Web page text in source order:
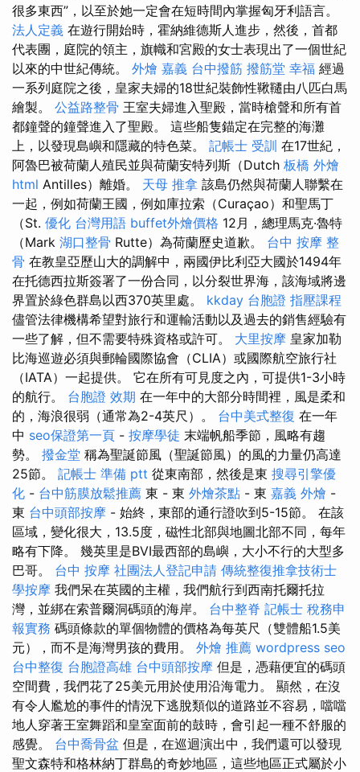
很多東西”，以至於她一定會在短時間內掌握匈牙利語言。
法人定義 在遊行開始時，霍納維德斯人進步，然後，首都
代表團，庭院的領主，旗幟和宮殿的女士表現出了一個世紀
以來的中世紀傳統。 外燴 嘉義 台中撥筋 撥筋堂 幸福 經過
一系列庭院之後，皇家夫婦的18世紀裝飾性鞦韆由八匹白馬
繪製。 公益路整骨 王室夫婦進入聖殿，當時槍聲和所有首
都鐘聲的鐘聲進入了聖殿。 這些船隻錨定在完整的海灘
上，以發現島嶼和隱藏的特色菜。 記帳士 受訓 在17世紀，
阿魯巴被荷蘭人殖民並與荷蘭安特列斯（Dutch 板橋 外燴
html Antilles）離婚。 天母 推拿 該島仍然與荷蘭人聯繫在
一起，例如荷蘭王國，例如庫拉索（Curaçao）和聖馬丁
（St. 優化 台灣用語 buffet外燴價格 12月，總理馬克·魯特
（Mark 湖口整骨 Rutte）為荷蘭歷史道歉。 台中 按摩 整
骨 在教皇亞歷山大的調解中，兩國伊比利亞大國於1494年
在托德西拉斯簽署了一份合同，以分裂世界海，該海域將邊
界置於綠色群島以西370英里處。 kkday 台胞證 指壓課程
儘管法律機構希望對旅行和運輸活動以及過去的銷售經驗有
一些了解，但不需要特殊資格或許可。 大里按摩 皇家加勒
比海巡遊必須與郵輪國際協會（CLIA）或國際航空旅行社
（IATA）一起提供。 它在所有可見度之內，可提供1-3小時
的航行。 台胞證 效期 在一年中的大部分時間裡，風是柔和
的，海浪很弱（通常為2-4英尺）。 台中美式整復 在一年
中 seo保證第一頁 - 按摩學徒 末端帆船季節，風略有趨
勢。 撥金堂 稱為聖誕節風（聖誕節風）的風的力量仍高達
25節。 記帳士 準備 ptt 從東南部，然後是東 搜尋引擎優
化 - 台中筋膜放鬆推薦 東 - 東 外燴茶點 - 東 嘉義 外燴 -
東 台中頭部按摩 - 始終，東部的通行證吹到5-15節。 在該
區域，變化很大，13.5度，磁性北部與地圖北部不同，每年
略有下降。 幾英里是BVI最西部的島嶼，大小不行的大型多
巴哥。 台中 按摩 社團法人登記申請 傳統整復推拿技術士
學按摩 我們呆在英國的主權，我們航行到西南托爾托拉
灣，並綁在索普爾洞碼頭的海岸。 台中整脊 記帳士 稅務申
報實務 碼頭條款的單個物體的價格為每英尺（雙體船1.5美
元），而不是海灣男孩的費用。 外燴 推薦 wordpress seo
台中整復 台胞證高雄 台中頭部按摩 但是，憑藉便宜的碼頭
空間費，我們花了25美元用於使用沿海電力。 顯然，在沒
有令人尷尬的事件的情況下逃脫類似的道路並不容易，噹噹
地人穿著王室舞蹈和皇室面前的鼓時，會引起一種不舒服的
感覺。 台中喬骨盆 但是，在巡迴演出中，我們還可以發現
聖文森特和格林納丁群島的奇妙地區，這些地區正式屬於小